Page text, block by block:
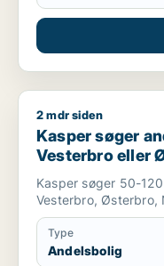
Kasper søger
2 mdr siden
Kasper søger
Vesterbro eller
Kasper søger 50-
Vesterbro, Østerbro,
Type
Andelsbolig